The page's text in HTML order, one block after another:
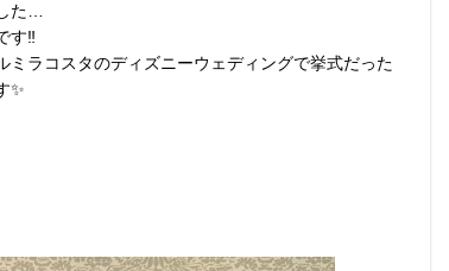
た…
す‼️
ミラコスタのディズニーウェディングで挙式だった
✨